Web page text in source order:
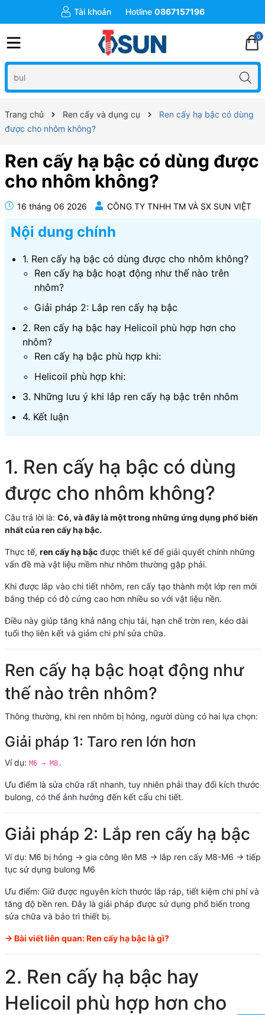
Tài khoản Hotline 0867157196
0
Trang chủ Ren cấy và dụng cụ
Ren cấy hạ bậc có dùng
được cho nhôm không?
Ren cấy hạ bậc có dùng được
cho nhôm không?
16 tháng 06 2026 CÔNG TY TNHH TM VÀ SX SUN VIỆT
Nội dung chính
1. Ren cấy hạ bậc có dùng được cho nhôm không?
Ren cấy hạ bậc hoạt động như thế nào trên
nhôm?
Giải pháp 2: Lắp ren cấy hạ bậc
2. Ren cấy hạ bậc hay Helicoil phù hợp hơn cho
nhôm?
Ren cấy hạ bậc phù hợp khi:
Helicoil phù hợp khi:
3. Những lưu ý khi lắp ren cấy hạ bậc trên nhôm
4. Kết luận
1. Ren cấy hạ bậc có dùng
được cho nhôm không?
Câu trả lời là: Có, và đây là một trong những ứng dụng phổ biến
nhất của ren cấy hạ bậc.
Thực tế, ren cấy hạ bậcđược thiết kế để giải quyết chính những
vấn đề mà vật liệu mềm như nhôm thường gặp phải.
Khi được lắp vào chi tiết nhôm, ren cấy tạo thành một lớp ren mới
bằng thép có độ cứng cao hơn nhiều so với vật liệu nền.
Điều này giúp tăng khả năng chịu tải, hạn chế trờn ren, kéo dài
tuổi thọ liên kết và giảm chi phí sửa chữa.
Ren cấy hạ bậc hoạt động như
thế nào trên nhôm?
Thông thường, khi ren nhôm bị hỏng, người dùng có hai lựa chọn:
Giải pháp 1: Taro ren lớn hơn
Ví dụ: M6 → M8.
Ưu điểm là sửa chữa rất nhanh, tuy nhiên phải thay đổi kích thước
bulong, có thể ảnh hưởng đến kết cấu chi tiết.
Giải pháp 2: Lắp ren cấy hạ bậc
Ví dụ: M6 bị hỏng -> gia công lên M8 -> lắp ren cấy M8-M6 -> tiếp
tục sử dụng bulong M6
Ưu điểm: Giữ được nguyên kích thước lắp ráp, tiết kiệm chi phí và
tăng độ bền ren. Đây là giải pháp được sử dụng phổ biến trong
sửa chữa và bảo trì thiết bị.
-> Bài viết liên quan:Ren cấy hạ bậc là gì?
2. Ren cấy hạ bậc hay
Helicoil phù hợp hơn cho